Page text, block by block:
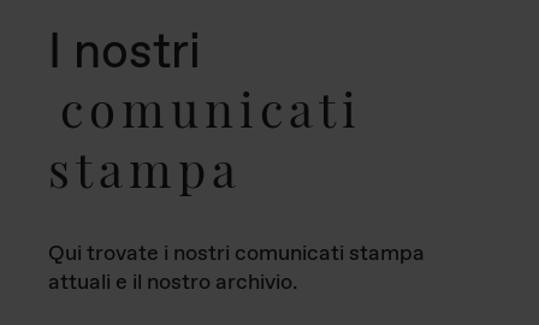
I nostri
comunicati
stampa
Qui trovate i nostri comunicati stampa
attuali e il nostro archivio.